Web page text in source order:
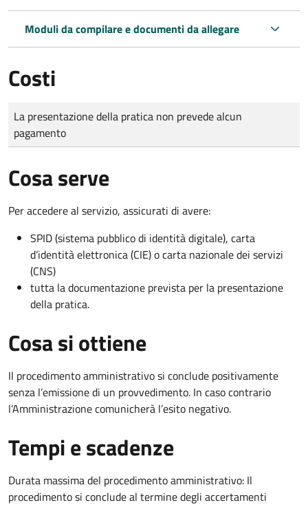
Moduli da compilare e documenti da allegare
Costi
Tipo di pagamento
Importo
La presentazione della pratica non prevede alcun
pagamento
Cosa serve
Per accedere al servizio, assicurati di avere:
SPID (sistema pubblico di identità digitale), carta
d’identità elettronica (CIE) o carta nazionale dei servizi
(CNS)
tutta la documentazione prevista per la presentazione
della pratica.
Cosa si ottiene
Il procedimento amministrativo si conclude positivamente
senza l’emissione di un provvedimento. In caso contrario
l’Amministrazione comunicherà l’esito negativo.
Tempi e scadenze
Durata massima del procedimento amministrativo: Il
procedimento si conclude al termine degli accertamenti